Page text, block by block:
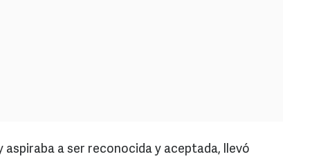
aspiraba a ser reconocida y aceptada, llevó